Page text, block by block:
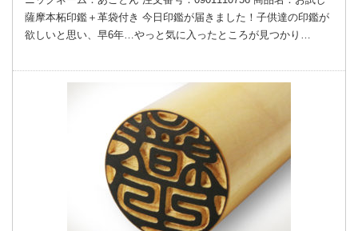
薩摩本柘印鑑＋革袋付き 今日印鑑が届きました！子供達の印鑑が
欲しいと思い、早6年…やっと気に入ったところが見つかり…